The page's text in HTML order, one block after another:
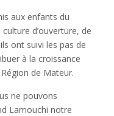
aux enfants du
d’ouverture, de
ont suivi les pas de
à la croissance
de Mateur.
ne pouvons
Lamouchi notre